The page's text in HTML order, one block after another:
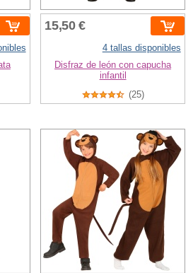
15,50 €
4 tallas disponibles
Disfraz de león con capucha
infantil
(25)